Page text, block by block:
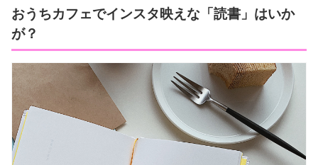
おうちカフェでインスタ映えな「読書」はいか
が？